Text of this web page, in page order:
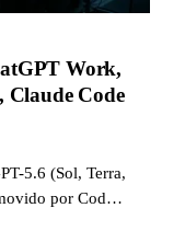
Work,
Claude Code
5.6 (Sol, Terra,
por Codex,